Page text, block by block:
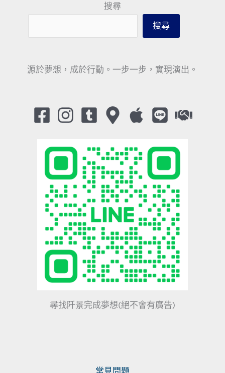
搜尋
搜尋
源於夢想，成於行動。一步一步，實現演出。
尋找阡景完成夢想(絕不會有廣告)